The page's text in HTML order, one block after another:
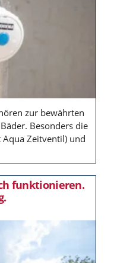
zur bewährten
Besonders die
Aqua Zeitventil) und
funktionieren.